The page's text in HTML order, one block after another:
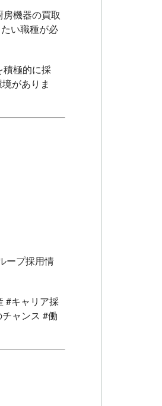
機器の買取
い職種が必
極的に採
がありま
ープ採用情
#キャリア採
ャンス #働